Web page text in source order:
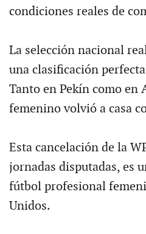
condiciones reales de
La selección nacional
una clasificación
Tanto en Pekín como en
femenino volvió a casa
Esta cancelación de la
jornadas disputadas, es
fútbol profesional
Unidos.